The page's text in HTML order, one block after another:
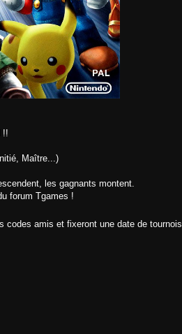
!!
Maître...)
les gagnants montent.
forum Tgames !
codes amis et fixeront une date de tournois